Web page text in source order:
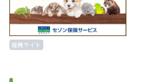
提携サイト